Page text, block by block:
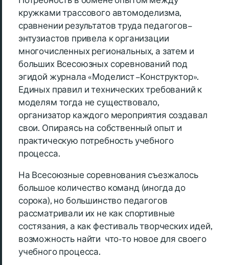
кружками трассового автомоделизма,
сравнении результатов труда педагогов–
энтузиастов привела к организации
многочисленных региональных, а затем и
больших Всесоюзных соревнований под
эгидой журнала «Моделист – Конструктор».
Единых правил и технических требований к
моделям тогда не существовало,
организатор каждого мероприятия создавал
свои. Опираясь на собственный опыт и
практическую потребность учебного
процесса.
На Всесоюзные соревнования съезжалось
большое количество команд (иногда до
сорока), но большинство педагогов
рассматривали их не как спортивные
состязания, а как фестиваль творческих идей,
возможность найти что-то новое для своего
учебного процесса.